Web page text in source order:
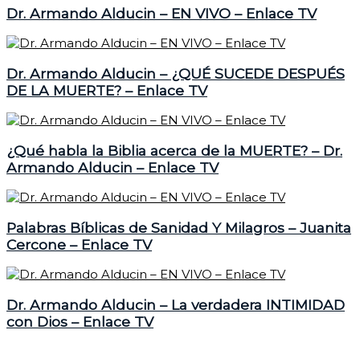
Dr. Armando Alducin – EN VIVO – Enlace TV
Dr. Armando Alducin – ¿QUÉ SUCEDE DESPUÉS
DE LA MUERTE? – Enlace TV
¿Qué habla la Biblia acerca de la MUERTE? – Dr.
Armando Alducin – Enlace TV
Palabras Bíblicas de Sanidad Y Milagros – Juanita
Cercone – Enlace TV
Dr. Armando Alducin – La verdadera INTIMIDAD
con Dios – Enlace TV